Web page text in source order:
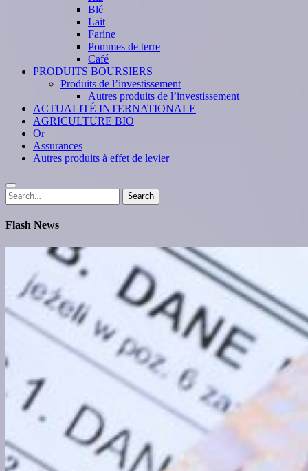
Blé
Lait
Farine
Pommes de terre
Café
PRODUITS BOURSIERS
Produits de l’investissement
Autres produits de l’investissement
ACTUALITÉ INTERNATIONALE
AGRICULTURE BIO
Or
Assurances
Autres produits à effet de levier
Search
for:
Search
Flash News